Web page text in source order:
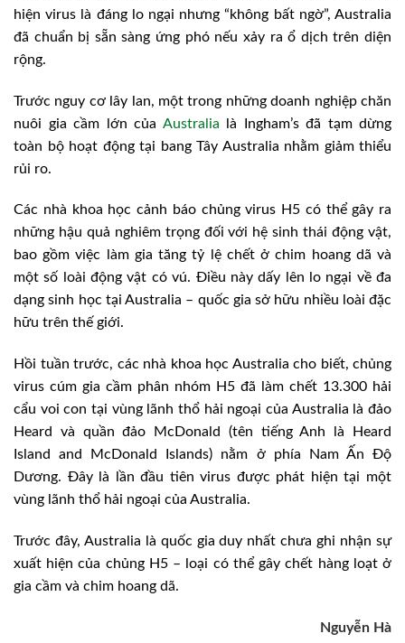
hiện virus là đáng lo ngại nhưng “không bất ngờ”, Australia
đã chuẩn bị sẵn sàng ứng phó nếu xảy ra ổ dịch trên diện
rộng.
Trước nguy cơ lây lan, một trong những doanh nghiệp chăn
nuôi gia cầm lớn của Australia là Ingham’s đã tạm dừng
toàn bộ hoạt động tại bang Tây Australia nhằm giảm thiểu
rủi ro.
Các nhà khoa học cảnh báo chủng virus H5 có thể gây ra
những hậu quả nghiêm trọng đối với hệ sinh thái động vật,
bao gồm việc làm gia tăng tỷ lệ chết ở chim hoang dã và
một số loài động vật có vú. Điều này dấy lên lo ngại về đa
dạng sinh học tại Australia – quốc gia sở hữu nhiều loài đặc
hữu trên thế giới.
Hồi tuần trước, các nhà khoa học Australia cho biết, chủng
virus cúm gia cầm phân nhóm H5 đã làm chết 13.300 hải
cẩu voi con tại vùng lãnh thổ hải ngoại của Australia là đảo
Heard và quần đảo McDonald (tên tiếng Anh là Heard
Island and McDonald Islands) nằm ở phía Nam Ấn Độ
Dương. Đây là lần đầu tiên virus được phát hiện tại một
vùng lãnh thổ hải ngoại của Australia.
Trước đây, Australia là quốc gia duy nhất chưa ghi nhận sự
xuất hiện của chủng H5 – loại có thể gây chết hàng loạt ở
gia cầm và chim hoang dã.
Nguyễn Hà